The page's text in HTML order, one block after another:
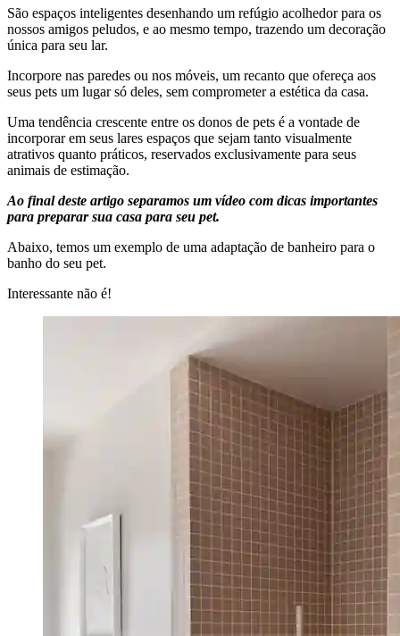
São espaços inteligentes desenhando um refúgio acolhedor para os
nossos amigos peludos, e ao mesmo tempo, trazendo um decoração
única para seu lar.
Incorpore nas paredes ou nos móveis, um recanto que ofereça aos
seus pets um lugar só deles, sem comprometer a estética da casa.
Uma tendência crescente entre os donos de pets é a vontade de
incorporar em seus lares espaços que sejam tanto visualmente
atrativos quanto práticos, reservados exclusivamente para seus
animais de estimação.
Ao final deste artigo separamos um vídeo com dicas importantes
para preparar sua casa para seu pet.
Abaixo, temos um exemplo de uma adaptação de banheiro para o
banho do seu pet.
Interessante não é!